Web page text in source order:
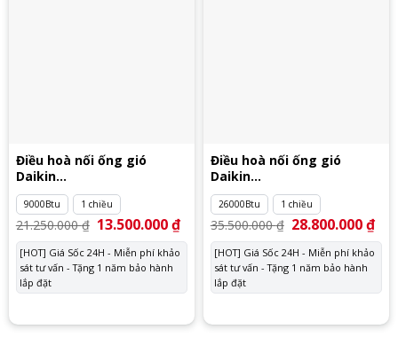
Điều hoà nối ống gió
Daikin
FDBNQ09MV1V/RNQ09MV1V
9000Btu 1 chiều
21.250.000₫ Giá
gốc
là:
21.250.000 ₫.
13.500.000₫Giá
tại
13.500.000 ₫.
[HOT] Giá Sốc 24H - Miễn phí khảo
sát tư vấn - Tặng 1 năm bảo hành
lắp đặt
Điều hoà nối ống gió
Daikin
FDMNQ26MV1/RNQ26MV19
26000Btu 1 chiều
35.500.000₫ Giá
gốc
là:
35.500.000 ₫.
28.800.000₫Giá
tại
[HOT] Giá Sốc 24H - Miễn phí khảo
sát tư vấn - Tặng 1 năm bảo hành
lắp đặt